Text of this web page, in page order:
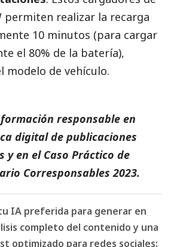
permiten realizar la recarga
10 minutos (para cargar
el 80% de la batería),
modelo de vehículo.
responsable en
digital de publicaciones
y en el Caso Práctico de
Corresponsables 2023.
IA preferida para generar en
completo del contenido y una
optimizado para redes sociales: